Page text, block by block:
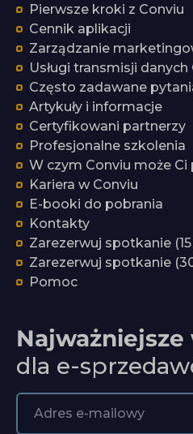
Pierwsze kroki z Conviu
Cennik aplikacji
Zarządzanie
Usługi transmisji danych
Często zadawane
Artykuły i informacje
Certyfikowani partnerzy
Profesjonalne szkolenia
W czym Conviu może Ci
Kariera w Conviu
E-booki do pobrania
Kontakty
Zarezerwuj spotkanie
Zarezerwuj spotkanie
Pomoc
dla e-